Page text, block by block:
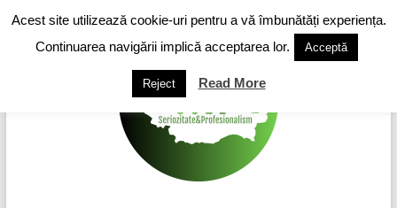
to
content
Acest site utilizează cookie-uri pentru a vă îmbunătăți experiența.
Continuarea navigării implică acceptarea lor.
Acceptă
Reject Read More